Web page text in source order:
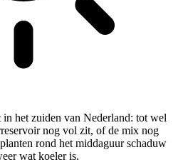
in het zuiden van Nederland: tot wel
nog vol zit, of de mix nog
rond het middaguur schaduw
wat koeler is.